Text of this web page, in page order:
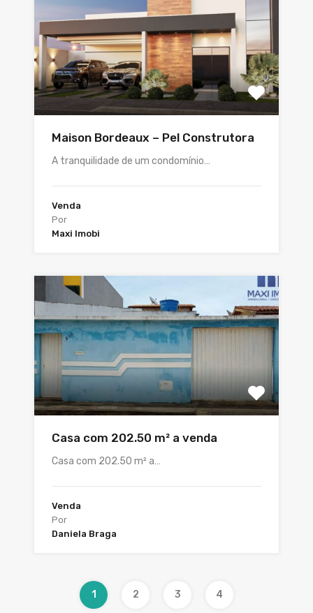
Maison Bordeaux – Pel Construtora
A tranquilidade de um condomínio…
Venda
Por
Maxi Imobi
Casa com 202.50 m² a venda
Casa com 202.50 m² a…
Venda
Por
Daniela Braga
1 2 3 4